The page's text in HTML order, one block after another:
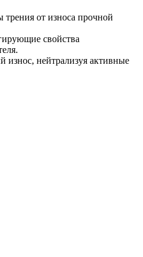
от износа прочной
свойства
износ, нейтрализуя активные